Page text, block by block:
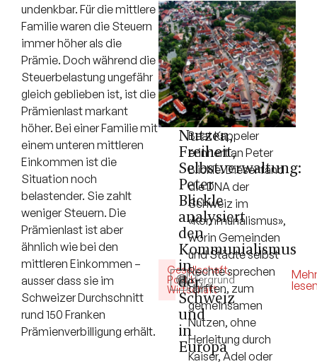
undenkbar. Für die mittlere
Familie waren die Steuern
immer höher als die
Prämie. Doch während die
Steuerbelastung ungefähr
gleich geblieben ist, ist die
Prämienlast markant
höher. Bei einer Familie mit
einem unteren mittleren
Einkommen ist die
Situation noch
belastender. Sie zahlt
weniger Steuern. Die
Prämienlast ist aber
ähnlich wie bei den
mittleren Einkommen –
ausser dass sie im
Schweizer Durchschnitt
rund 150 Franken
Prämienverbilligung erhält.
Gesellschaft,
Politik,
Wirtschaft
Hintergrund
5
Min.
Nutzen,
Freiheit,
Selbstverwaltung:
Peter
Blickle
analysiert
den
Kommunialismus
in
der
Schweiz
und
in
Europa
Beat Kappeler
erinnert an Peter
Blickle. Dieser fand
die DNA der
Schweiz im
«Kommunalismus»,
worin Gemeinden
und Städte selbst
Rechte sprechen
durften, zum
gemeinsamen
Nutzen, ohne
Herleitung durch
Kaiser, Adel oder